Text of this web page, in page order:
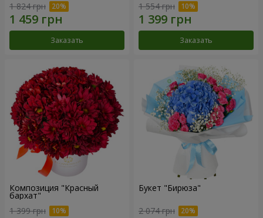
1 824 грн
Заказать
1 554 грн
Заказать
Композиция "Красный
бархат"
1 399 грн
Букет "Бирюза"
2 074 грн